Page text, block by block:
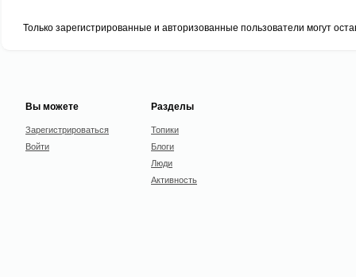
Только зарегистрированные и авторизованные пользователи могут
Вы можете
Зарегистрироваться
Войти
Разделы
Топики
Блоги
Люди
Активность